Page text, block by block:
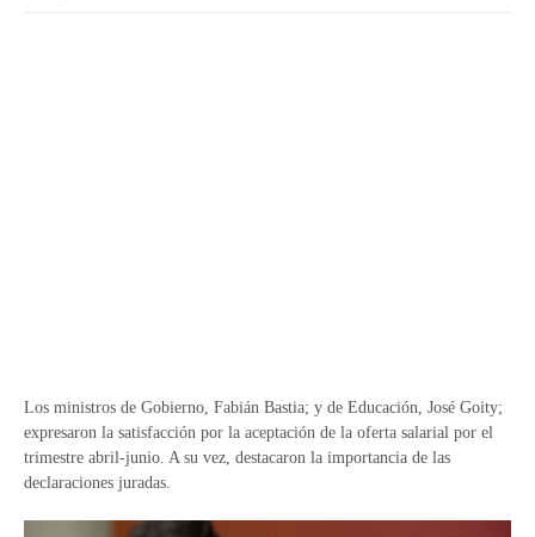
Los ministros de Gobierno, Fabián Bastia; y de Educación, José Goity;
expresaron la satisfacción por la aceptación de la oferta salarial por el
trimestre abril-junio. A su vez, destacaron la importancia de las
declaraciones juradas.